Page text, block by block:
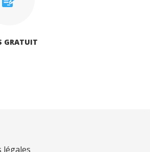
GRATUIT
légales